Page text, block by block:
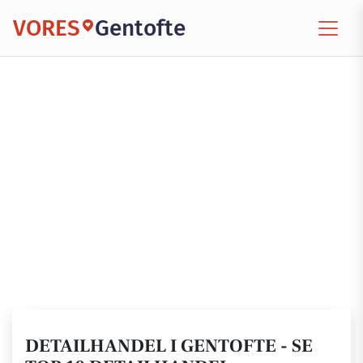
VORES Gentofte
DETAILHANDEL I GENTOFTE - SE